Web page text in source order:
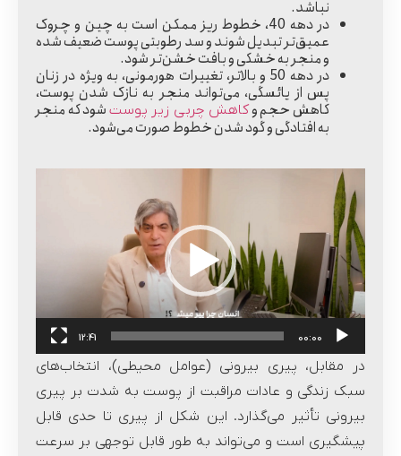
نباشد.
در دهه 40 ، خطوط ریز ممکن است به چین و چروک
عمیق‌تر تبدیل شوند و سد رطوبتی پوست ضعیف شده
و منجر به خشکی و بافت خشن‌تر شود.
در دهه 50 و بالاتر ، تغییرات هورمونی، به ویژه در زنان
پس از یائسگی، می‌تواند منجر به نازک شدن پوست،
کاهش حجم وکاهش چربی زیر پوست شود که منجر
به افتادگی و گود شدن خطوط صورت می‌شود.
نمایشگر
ویدیو
00:00
12:41
در مقابل، پیری بیرونی (عوامل محیطی)، انتخاب‌های
سبک زندگی و عادات مراقبت از پوست به شدت بر پیری
بیرونی تأثیر می‌گذارد. این شکل از پیری تا حدی قابل
پیشگیری است و می‌تواند به طور قابل توجهی بر سرعت